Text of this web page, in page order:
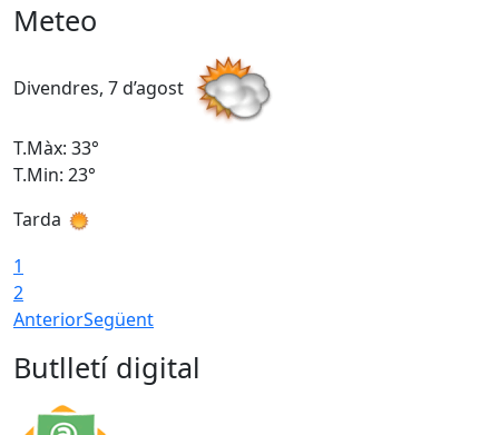
Meteo
Divendres, 7 d’agost
T.Màx: 33°
T.Min: 23°
Tarda
1
2
AnteriorSegüent
Butlletí digital